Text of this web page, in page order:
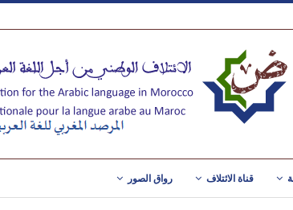
قناة الائتلاف رواق الصور